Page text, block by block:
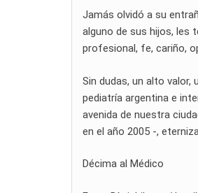
Jamás olvidó a su
alguno de sus hijos, les
profesional, fe, cariño,
Sin dudas, un alto valor,
pediatría argentina e
avenida de nuestra
en el año 2005 -,
Décima al Médico